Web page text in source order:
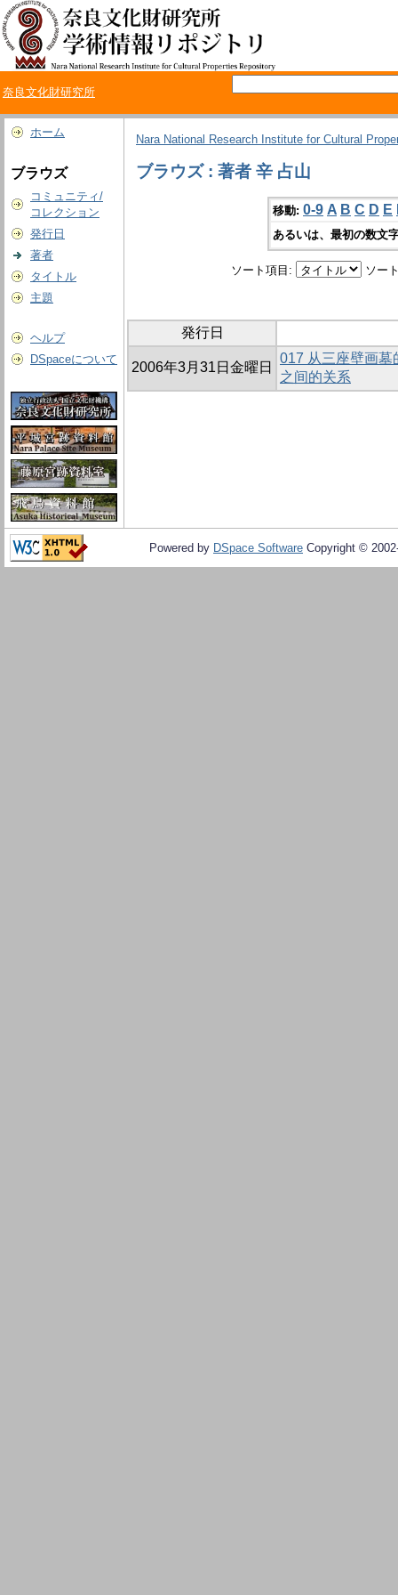
奈良文化財研究所
ホーム
ブラウズ
コミュニティ/
コレクション
発行日
著者
タイトル
主題
ヘルプ
DSpaceについて
Nara National Research Institute for Cultural
ブラウズ : 著者 辛 占山
移動: 0-9 A B C D E
あるいは、最初の数文
ソート項目: ソー
発行日
2006年3月31日金曜日
017 从三座壁画墓
之间的关系
Powered by DSpace Software Copyright ©